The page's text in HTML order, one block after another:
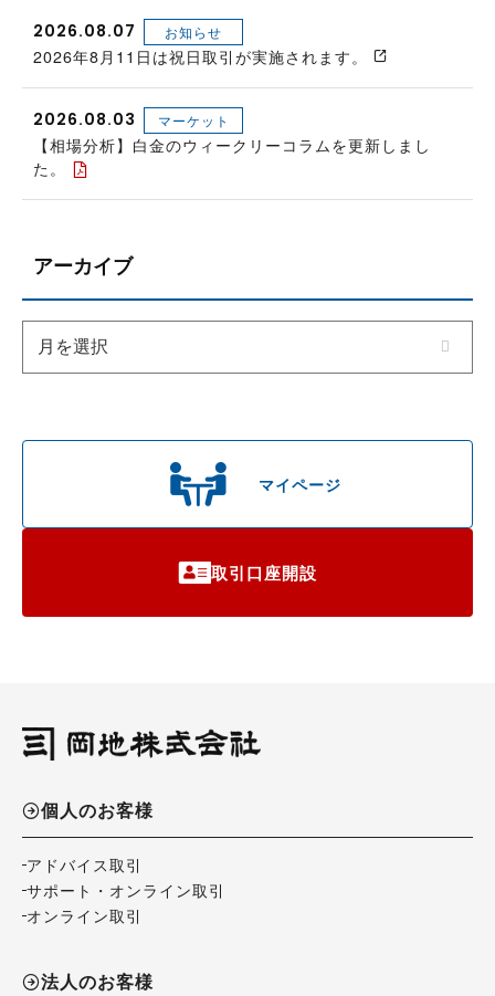
マイページ
取引口座開設
2026.08.07 お知らせ
2026年8月11日は祝日取引が実施されます。
2026.08.03 マーケット
【相場分析】白金のウィークリーコラムを更新しまし
た。
アーカイブ
個人のお客様
アドバイス取引
サポート・オンライン取引
オンライン取引
法人のお客様